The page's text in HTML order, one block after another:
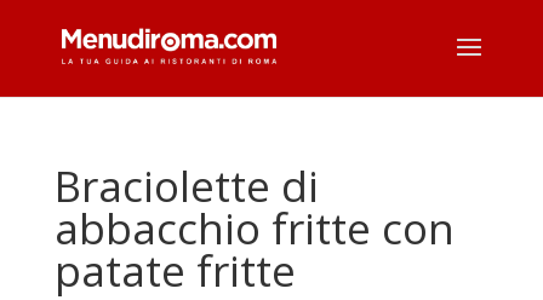
Braciolette di
abbacchio fritte con
patate fritte